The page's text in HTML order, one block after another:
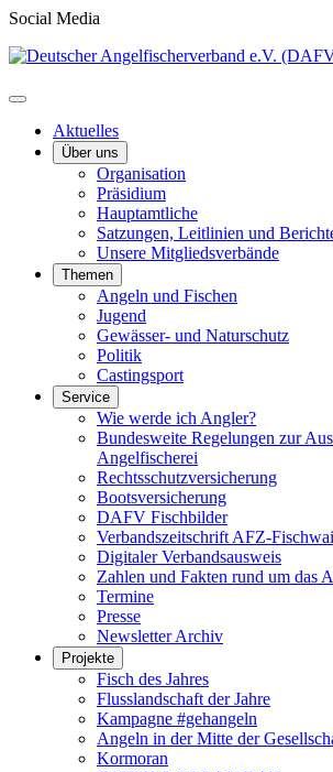
Social Media
Aktuelles
Über uns
Organisation
Präsidium
Hauptamtliche
Satzungen, Leitlinien und
Unsere Mitgliedsverbände
Themen
Angeln und Fischen
Jugend
Gewässer- und Naturschutz
Politik
Castingsport
Service
Wie werde ich Angler?
Bundesweite Regelungen zur
Angelfischerei
Rechtsschutzversicherung
Bootsversicherung
DAFV Fischbilder
Verbandszeitschrift AFZ-
Digitaler Verbandsausweis
Zahlen und Fakten rund um das
Termine
Presse
Newsletter Archiv
Projekte
Fisch des Jahres
Flusslandschaft der Jahre
Kampagne #gehangeln
Angeln in der Mitte der
Kormoran